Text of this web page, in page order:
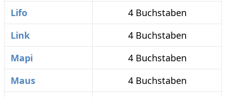
Lifo
4 Buchstaben
Link
4 Buchstaben
Mapi
4 Buchstaben
Maus
4 Buchstaben